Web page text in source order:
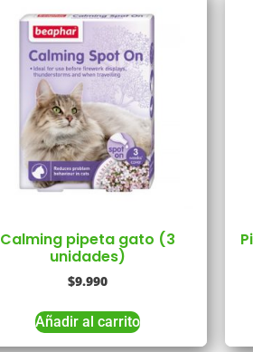
Calming pipeta gato (3
unidades)
$9.990
Añadir al carrito